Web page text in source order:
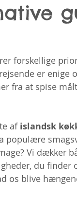
forskellige
er enige
fra at spise
af islandsk
populære
Vi dækker
du finder
os blive